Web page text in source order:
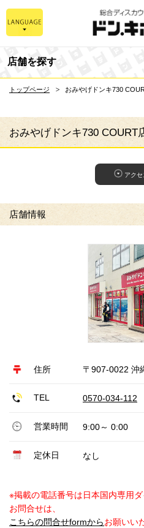
店舗を探す
トップページ おみやげドンキ730
おみやげドンキ730 COURT
アクセ
店舗情報
住所 〒907-0022 沖
TEL 0570-034-112
営業時間 9:00～ 0:00
定休日 なし
※掲載の電話番号は日本国内専用
お問合せは、
こちらの問合せformからお願いい